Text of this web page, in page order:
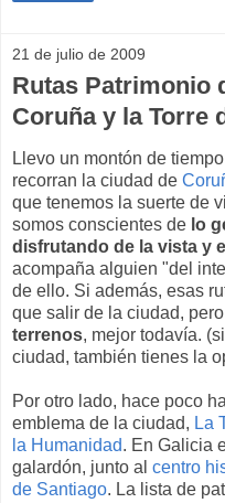
21 de julio de 2009
Rutas Patrimonio
Coruña y la Torre
Llevo un montón de
recorran la ciudad de
que tenemos la suerte de
somos conscientes de lo
disfrutando de la vista y
acompaña alguien "del
de ello. Si además, esas
que salir de la ciudad, pero
terrenos, mejor todavía.
ciudad, también tienes la
Por otro lado, hace poco
emblema de la ciudad, La
la Humanidad. En Galicia
galardón, junto al centro
de Santiago. La lista de